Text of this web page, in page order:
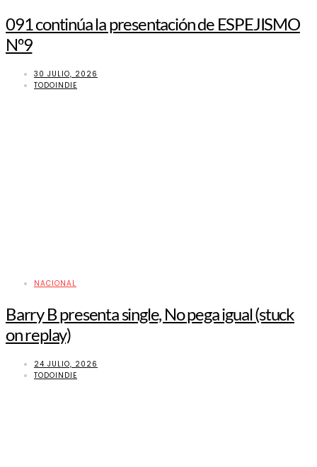
091 continúa la presentación de ESPEJISMO
Nº9
30 JULIO, 2026
TODOINDIE
NACIONAL
Barry B presenta single, No pega igual (stuck
on replay)
24 JULIO, 2026
TODOINDIE